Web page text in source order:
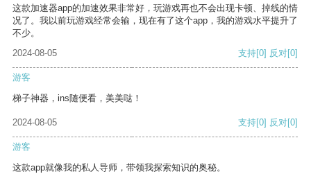
这款加速器app的加速效果非常好，玩游戏再也不会出现卡顿、掉线的情
况了。我以前玩游戏经常会输，现在有了这个app，我的游戏水平提升了
不少。
2024-08-05
支持[0] 反对[0]
游客
梯子神器，ins随便看，美美哒！
2024-08-05 支持[0] 反对[0]
游客
这款app就像我的私人导师，带领我探索知识的奥秘。